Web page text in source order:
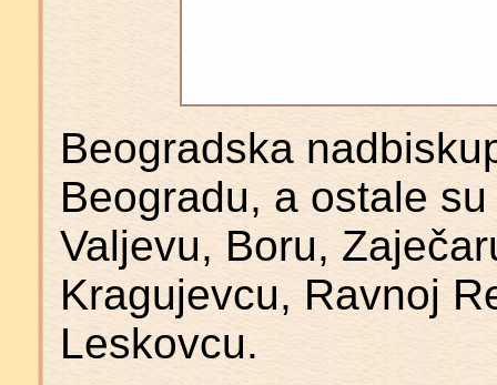
Beogradska
Beogradu, a ostale
Valjevu, Boru,
Kragujevcu, Ravnoj
Leskovcu.